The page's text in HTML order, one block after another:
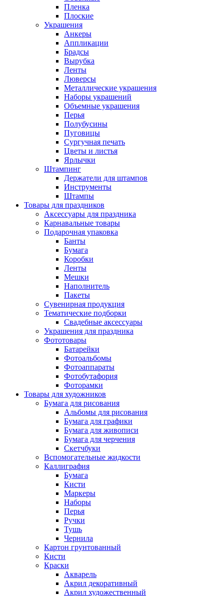
Пленка
Плоские
Украшения
Анкеры
Аппликации
Брадсы
Вырубка
Ленты
Люверсы
Металлические украшения
Наборы украшений
Объемные украшения
Перья
Полубусины
Пуговицы
Сургучная печать
Цветы и листья
Ярлычки
Штампинг
Держатели для штампов
Инструменты
Штампы
Товары для праздников
Аксессуары для праздника
Карнавальные товары
Подарочная упаковка
Банты
Бумага
Коробки
Ленты
Мешки
Наполнитель
Пакеты
Сувенирная продукция
Тематические подборки
Свадебные аксессуары
Украшения для праздника
Фототовары
Батарейки
Фотоальбомы
Фотоаппараты
Фотобутафория
Фоторамки
Товары для художников
Бумага для рисования
Альбомы для рисования
Бумага для графики
Бумага для живописи
Бумага для черчения
Скетчбуки
Вспомогательные жидкости
Каллиграфия
Бумага
Кисти
Маркеры
Наборы
Перья
Ручки
Тушь
Чернила
Картон грунтованный
Кисти
Краски
Акварель
Акрил декоративный
Акрил художественный